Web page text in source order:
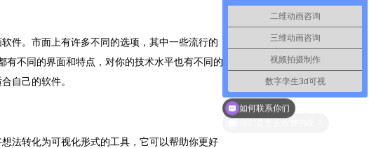
件。市面上有许多不同的选项，其中一些流行的
有不同的界面和特点，对你的技术水平也有不同的
自己的软件。
法转化为可视化形式的工具，它可以帮助你更好
二维动画咨询
三维动画咨询
视频拍摄制作
数字孪生3d可视
如何联系你们